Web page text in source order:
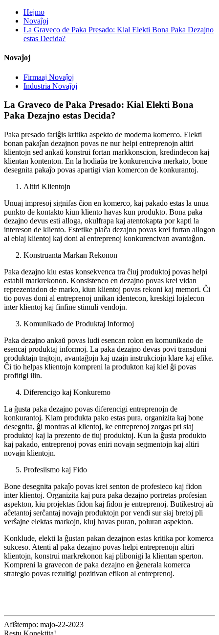
Hejmo
Novaĵoj
La Graveco de Paka Presado: Kial Elekti Bona Paka Dezajno
estas Decida?
Novaĵoj
Firmaaj Novaĵoj
Industria Novaĵoj
La Graveco de Paka Presado: Kial Elekti Bona
Paka Dezajno estas Decida?
Paka presado fariĝis kritika aspekto de moderna komerco. Elekti
bonan pakaĵan dezajnon povas ne nur helpi entreprenojn altiri
klientojn sed ankaŭ konstrui fortan markkonscion, kredindecon kaj
klientan kontenton. En la hodiaŭa tre konkurenciva merkato, bone
desegnita pakaĵo povas apartigi vian komercon de konkurantoj.
Altiri Klientojn
Unuaj impresoj signifas ĉion en komerco, kaj pakado estas la unua
punkto de kontakto kiun kliento havas kun produkto. Bona paka
dezajno devus esti alloga, okulfrapa kaj atentokapta por kapti la
intereson de kliento. Estetike plaĉa dezajno povas krei fortan allogon
al eblaj klientoj kaj doni al entreprenoj konkurencivan avantaĝon.
Konstruanta Markan Rekonon
Paka dezajno kiu estas konsekvenca tra ĉiuj produktoj povas helpi
establi markrekonon. Konsistenco en dezajno povas krei vidan
reprezentadon de marko, kiun klientoj povas rekoni kaj memori. Ĉi
tio povas doni al entreprenoj unikan identecon, kreskigi lojalecon
inter klientoj kaj finfine stimuli vendojn.
Komunikado de Produktaj Informoj
Paka dezajno ankaŭ povas ludi esencan rolon en komunikado de
esencaj produktaj informoj. La paka dezajno devas povi transdoni
produktajn trajtojn, avantaĝojn kaj uzajn instrukciojn klare kaj efike.
Ĉi tio helpas klientojn kompreni la produkton kaj kiel ĝi povas
profitigi ilin.
Diferencigo kaj Konkuremo
La ĝusta paka dezajno povas diferencigi entreprenojn de
konkurantoj. Kiam produkta pako estas pura, organizita kaj bone
desegnita, ĝi montras al klientoj, ke entreprenoj zorgas pri siaj
produktoj kaj la prezento de tiuj produktoj. Kun la ĝusta produkto
kaj pakado, entreprenoj povas eniri novajn segmentojn kaj altiri
novajn klientojn.
Profesiismo kaj Fido
Bone desegnita pakaĵo povas krei senton de profesieco kaj fidon
inter klientoj. Organizita kaj pura paka dezajno portretas profesian
aspekton, kiu projektas fidon kaj fidon je entreprenoj. Butikestroj aŭ
aĉetantoj serĉantaj novajn produktojn por vendi sur siaj bretoj pli
verŝajne elektas markojn, kiuj havas puran, poluran aspekton.
Konklude, elekti la ĝustan pakan dezajnon estas kritika por komerca
sukceso. Atenti al paka dezajno povas helpi entreprenojn altiri
klientojn, konstrui markrekonon kaj plibonigi la klientan sperton.
Kompreni la gravecon de paka dezajno en ĝenerala komerca
strategio povas rezultigi pozitivan efikon al entreprenoj.
Afiŝtempo: majo-22-2023
Restu Konektita!